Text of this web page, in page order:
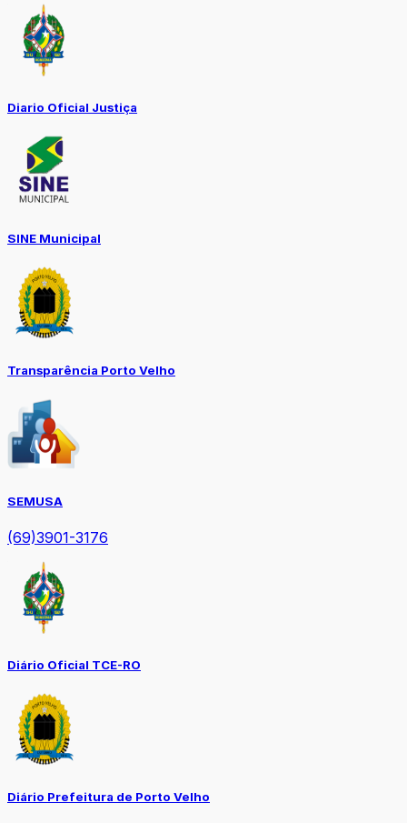
Diario Oficial Justiça
SINE Municipal
Transparência Porto Velho
SEMUSA
(69)3901-3176
Diário Oficial TCE-RO
Diário Prefeitura de Porto Velho